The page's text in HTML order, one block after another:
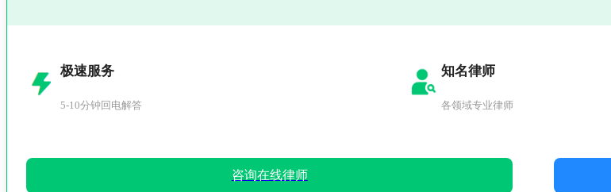
极速服务
5-10分钟回电解答
知名律师
各领域专业律师
咨询在线律师